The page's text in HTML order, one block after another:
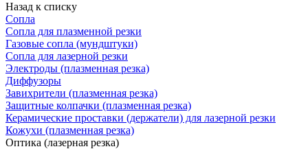
Назад к списку
Сопла
Сопла для плазменной резки
Газовые сопла (мундштуки)
Сопла для лазерной резки
Электроды (плазменная резка)
Диффузоры
Завихрители (плазменная резка)
Защитные колпачки (плазменная резка)
Керамические проставки (держатели) для лазерной резки
Кожухи (плазменная резка)
Оптика (лазерная резка)